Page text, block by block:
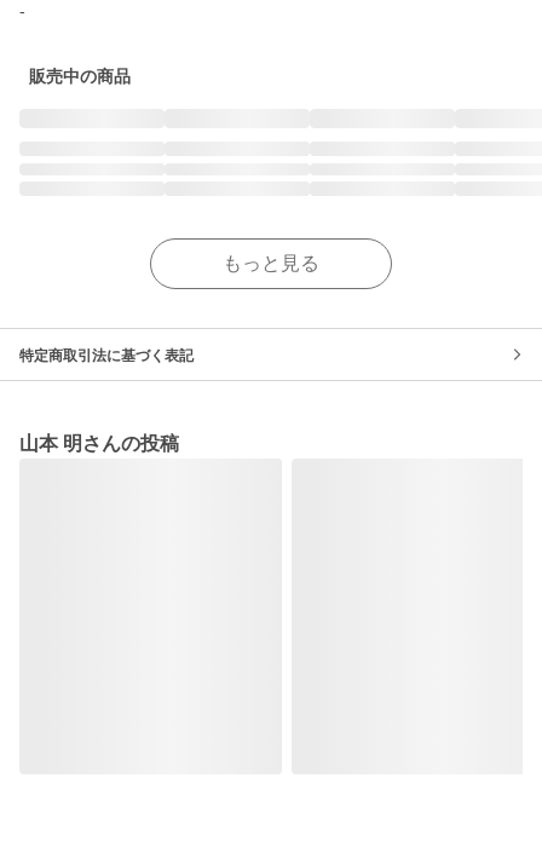
-
販売中の商品
もっと見る
特定商取引法に基づく表記
山本 明さんの投稿